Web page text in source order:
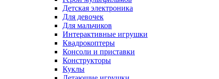
Детская электроника
Для девочек
Для мальчиков
Интерактивные игрушки
Квадрокоптеры
Консоли и приставки
Конструкторы
Куклы